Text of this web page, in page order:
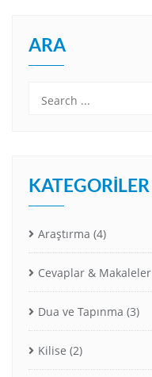
ARA
KATEGORILER
Araştırma (4)
Cevaplar & Makaleler
Dua ve Tapınma (3)
Kilise (2)